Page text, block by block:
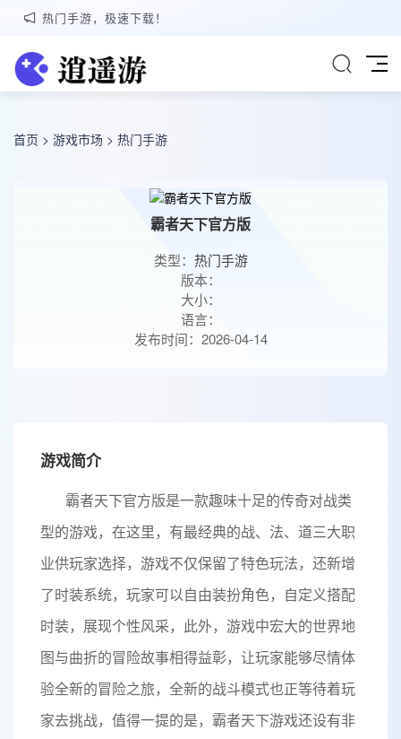
热门手游，极速下载！
首页 > 游戏市场 > 热门手游
霸者天下官方版
类型： 热门手游
版本：
大小：
语言：
发布时间：2026-04-14
游戏简介
霸者天下官方版是一款趣味十足的传奇对战类
型的游戏，在这里，有最经典的战、法、道三大职
业供玩家选择，游戏不仅保留了特色玩法，还新增
了时装系统，玩家可以自由装扮角色，自定义搭配
时装，展现个性风采，此外，游戏中宏大的世界地
图与曲折的冒险故事相得益彰，让玩家能够尽情体
验全新的冒险之旅，全新的战斗模式也正等待着玩
家去挑战，值得一提的是，霸者天下游戏还设有非